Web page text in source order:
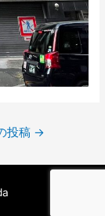
投稿 →